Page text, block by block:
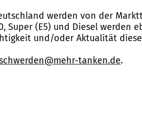
werden von der
Super (E5) und Diesel werden
und/oder Aktualität
tanken.de.